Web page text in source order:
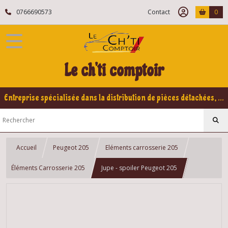
0766690573 Contact 0
Le ch'ti comptoir
Entreprise spécialisée dans la distribution de pièces détachées, refabrication pour voitures Yountimers Peugeot 205 GTI, 309 GTI - GTI16
Accueil Peugeot 205 Eléments carrosserie 205
Éléments Carrosserie 205 Jupe - spoiler Peugeot 205